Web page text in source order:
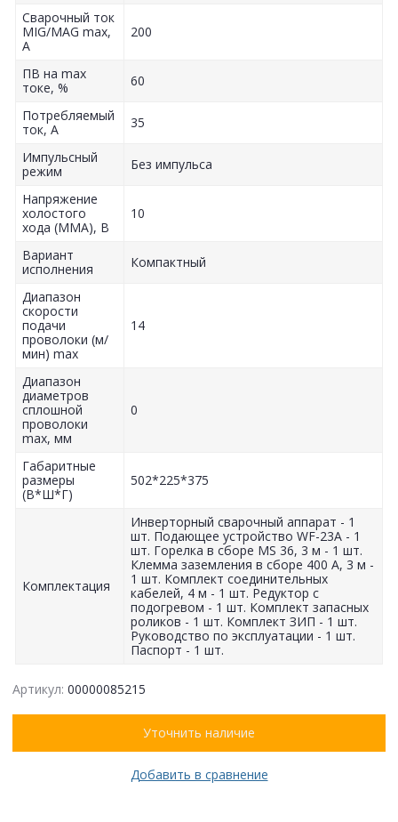
Сварочный ток
MIG/MAG max,
А
200
ПВ на max
токе, %
60
Потребляемый
ток, А
35
Импульсный
режим
Без импульса
Напряжение
холостого
хода (MMA), В
10
Вариант
исполнения
Компактный
Диапазон
скорости
подачи
проволоки (м/
мин) max
14
Диапазон
диаметров
сплошной
проволоки
max, мм
0
Габаритные
размеры
(В*Ш*Г)
502*225*375
Комплектация
Инверторный сварочный аппарат - 1
шт. Подающее устройство WF-23А - 1
шт. Горелка в сборе MS 36, 3 м - 1 шт.
Клемма заземления в сборе 400 А, 3 м -
1 шт. Комплект соединительных
кабелей, 4 м - 1 шт. Редуктор с
подогревом - 1 шт. Комплект запасных
роликов - 1 шт. Комплект ЗИП - 1 шт.
Руководство по эксплуатации - 1 шт.
Паспорт - 1 шт.
Артикул: 00000085215
Уточнить наличие
Добавить в сравнение